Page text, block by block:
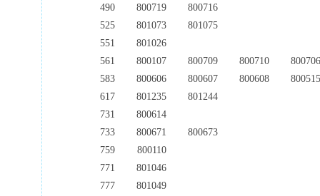
490
800719
800716
525
801073
801075
551
801026
561
800107 800709 800710
800706
583
800606 800607 800608
800515
617
801235
801244
731
800614
733
800671
800673
759
800110
771
801046
777
801049